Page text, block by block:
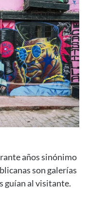
años sinónimo
son galerías
guían al visitante.